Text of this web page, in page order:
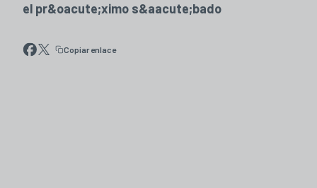
el pr&oacute;ximo s&aacute;bado
Copiar enlace